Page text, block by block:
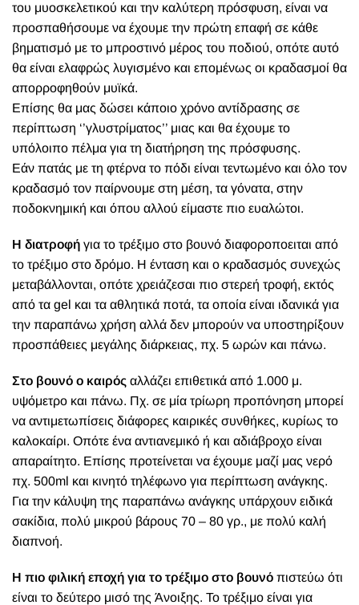
του μυοσκελετικού και την καλύτερη πρόσφυση, είναι να
προσπαθήσουμε να έχουμε την πρώτη επαφή σε κάθε
βηματισμό με το μπροστινό μέρος του ποδιού, οπότε αυτό
θα είναι ελαφρώς λυγισμένο και επομένως οι κραδασμοί θα
απορροφηθούν μυϊκά.
Επίσης θα μας δώσει κάποιο χρόνο αντίδρασης σε
περίπτωση ‘’γλυστρίματος’’ μιας και θα έχουμε το
υπόλοιπο πέλμα για τη διατήρηση της πρόσφυσης.
Εάν πατάς με τη φτέρνα το πόδι είναι τεντωμένο και όλο τον
κραδασμό τον παίρνουμε στη μέση, τα γόνατα, στην
ποδοκνημική και όπου αλλού είμαστε πιο ευαλώτοι.
Η διατροφή για το τρέξιμο στο βουνό διαφοροποειται από
το τρέξιμο στο δρόμο. Η ένταση και ο κραδασμός συνεχώς
μεταβάλλονται, οπότε χρειάζεσαι πιο στερεή τροφή, εκτός
από τα gel και τα αθλητικά ποτά, τα οποία είναι ιδανικά για
την παραπάνω χρήση αλλά δεν μπορούν να υποστηρίξουν
προσπάθειες μεγάλης διάρκειας, πχ. 5 ωρών και πάνω.
Στο βουνό ο καιρός αλλάζει επιθετικά από 1.000 μ.
υψόμετρο και πάνω. Πχ. σε μία τρίωρη προπόνηση μπορεί
να αντιμετωπίσεις διάφορες καιρικές συνθήκες, κυρίως το
καλοκαίρι. Οπότε ένα αντιανεμικό ή και αδιάβροχο είναι
απαραίτητο. Επίσης προτείνεται να έχουμε μαζί μας νερό
πχ. 500ml και κινητό τηλέφωνο για περίπτωση ανάγκης.
Για την κάλυψη της παραπάνω ανάγκης υπάρχουν ειδικά
σακίδια, πολύ μικρού βάρους 70 – 80 γρ., με πολύ καλή
διαπνοή.
Η πιο φιλική εποχή για το τρέξιμο στο βουνό πιστεύω ότι
είναι το δεύτερο μισό της Άνοιξης. Το τρέξιμο είναι για